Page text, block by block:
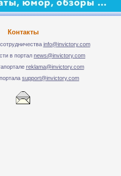
Контакты
info@invictory.com
в портал news@invictory.com
reklama@invictory.com
support@invictory.com